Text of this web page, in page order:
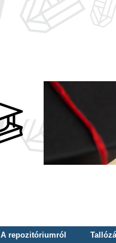
A repozitóriumról